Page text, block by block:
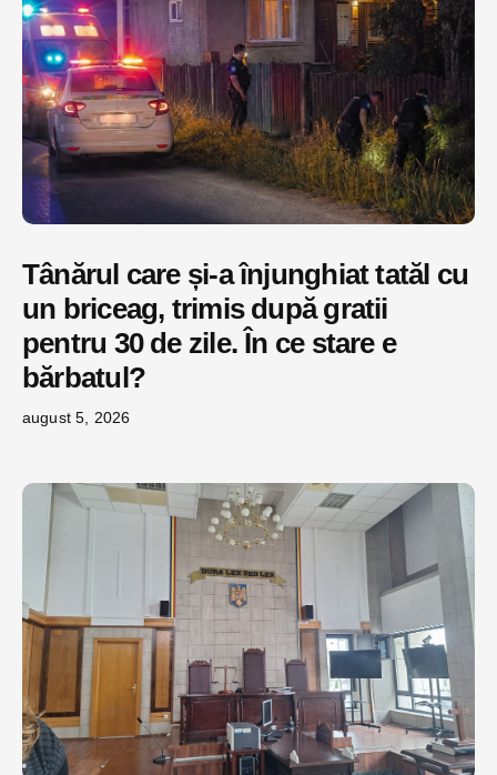
Tânărul care și-a înjunghiat tatăl cu
un briceag, trimis după gratii
pentru 30 de zile. În ce stare e
bărbatul?
august 5, 2026